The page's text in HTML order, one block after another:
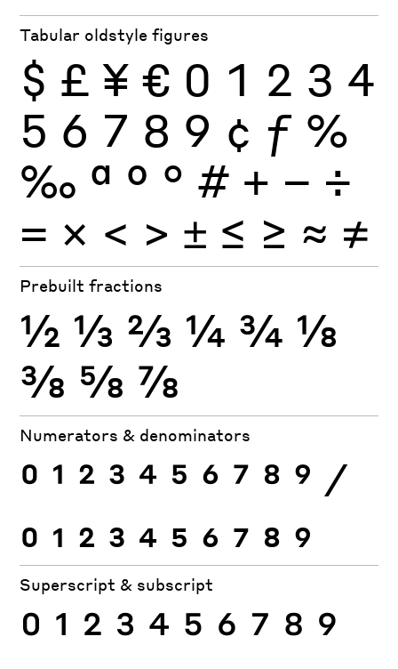
Tabular oldstyle figures
$ £ ¥ € 0 1 2 3 4
5 6 7 8 9 ¢ ƒ %
‰ ª º ° # + − ÷
× = < > ± ≤ ≥ ≈ ≠
Prebuilt fractions
½ ⅓ ⅔ ¼ ¾ ⅛
⅜ ⅝ ⅞
Numerators & denominators
0 1 2 3 4 5 6 7 8 9 ⁄
0 1 2 3 4 5 6 7 8 9
Superscript & subscript
0 1 2 3 4 5 6 7 8 9